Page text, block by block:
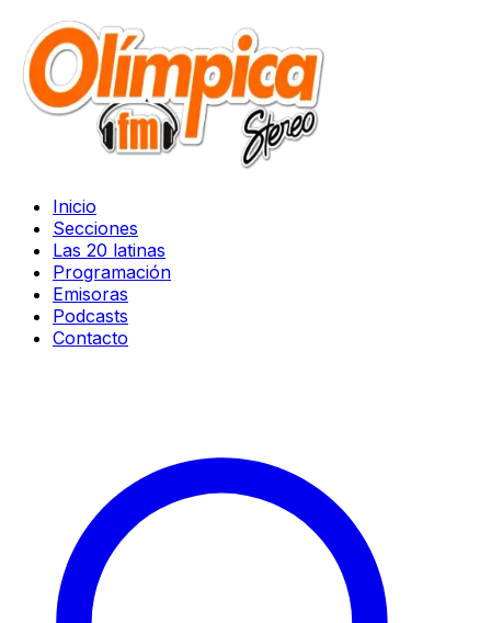
Inicio
Secciones
Las 20 latinas
Programación
Emisoras
Podcasts
Contacto